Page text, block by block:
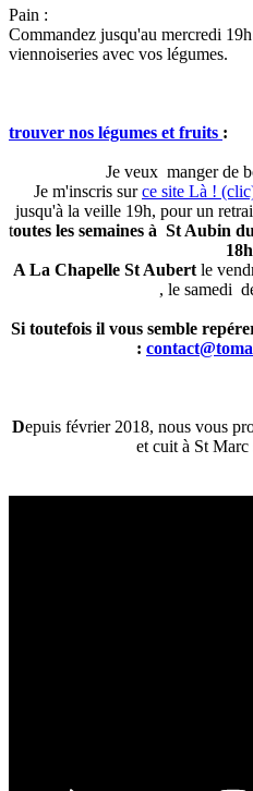
Pain :
Commandez jusqu'au mercredi
viennoiseries avec vos légumes.
trouver nos légumes et fruits :
Je veux manger de
Je m'inscris surce site Là !
jusqu'à la veille 19h, pour un
toutes les semaines à St Aubin
A La Chapelle St Aubert le
, le samedi
Si toutefois il vous semble
:
Depuis février 2018, nous vous
et cuit à St Marc